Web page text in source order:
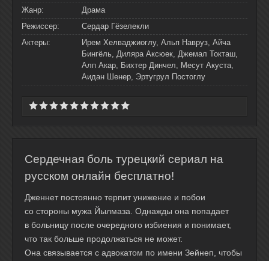
Жанр:
Драма
Режиссер:
Сердар Гёзелекли
Актеры:
Ирем Хелваджиоглу, Альп Навруз, Айча
Бингёль, Диляра Аксюек, Джемал Токташ,
Алп Акар, Бихтер Динчел, Месут Акуста,
Аидан Шенер, Эртугрул Постоглу
Сердечная боль турецкий сериал на
русском онлайн бесплатно!
Дженнет постоянно терпит унижение и побои
со стороны мужа Йылмаза. Однажды она попадает
в больницу после очередного избиения и понимает,
что так больше продолжаться не может.
Она связывается с адвокатом по имени Зейнеп, чтобы